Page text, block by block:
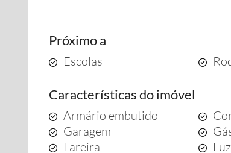
Próximo a
Escolas
Características do imóvel
Armário embutido
Garagem
Lareira